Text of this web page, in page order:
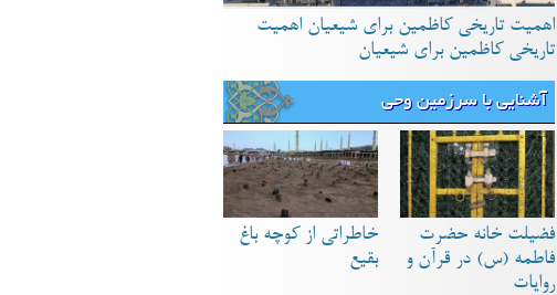
اهمیت تاریخی کاظمین برای شیعیان اهمیت
تاریخی کاظمین برای شیعیان
آشنایی با سرزمین وحی
فضیلت خانه حضرت
فاطمه (س) در قرآن و
روایات
خاطراتی از کوچه باغ
بقیع